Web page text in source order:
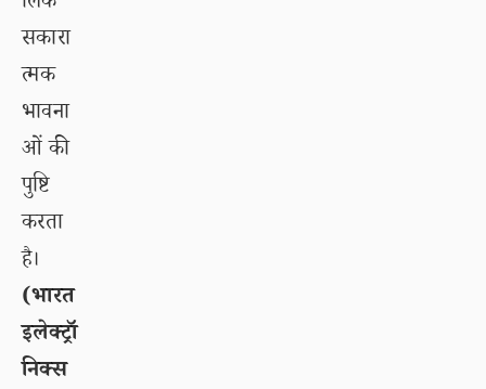
सकारा
त्मक
भावना
ओं की
पुष्टि
करता
है।
(भारत
इलेक्ट्रॉ
निक्स